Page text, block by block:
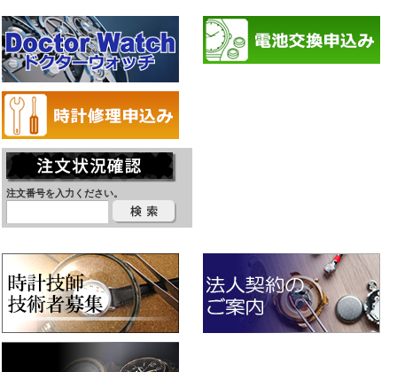
注文番号を入力ください。